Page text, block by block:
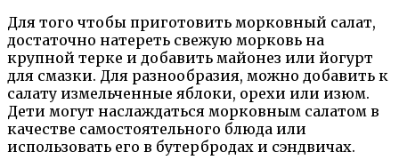
Для того чтобы приготовить морковный салат,
достаточно натереть свежую морковь на
крупной терке и добавить майонез или йогурт
для смазки. Для разнообразия, можно добавить к
салату измельченные яблоки, орехи или изюм.
Дети могут наслаждаться морковным салатом в
качестве самостоятельного блюда или
использовать его в бутербродах и сэндвичах.